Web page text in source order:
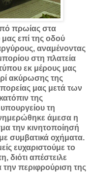
πρωίας στα
μας επί της οδού
αναμένοντας
στη πλατεία
εκ μέρους μας
ακύρωσης της
μας μετά των
της
τη
άμεσα η
την κινητοποίησή
συμβατικά οχήματα.
ευχαριστούμε το
διότι απέστειλε
περιφρούριση της